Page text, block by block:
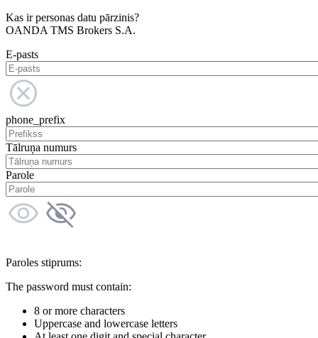
Kas ir personas datu pārzinis?
OANDA TMS Brokers S.A.
E-pasts
phone_prefix
Tālruņa numurs
Parole
Paroles stiprums:
The password must contain:
8 or more characters
Uppercase and lowercase letters